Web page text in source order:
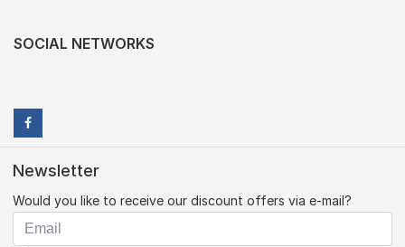
SOCIAL NETWORKS
Newsletter
Would you like to receive our discount offers via e-mail?